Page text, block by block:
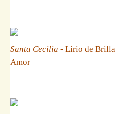
Santa Cecilia - Lirio de
Amor